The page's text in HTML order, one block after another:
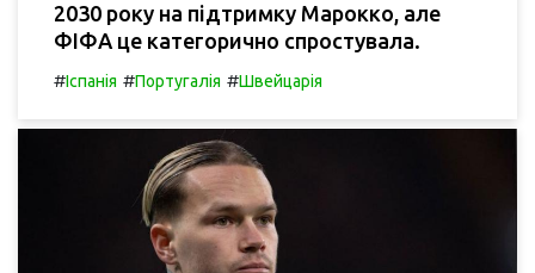
2030 року на підтримку Марокко, але
ФІФА це категорично спростувала.
#Іспанія #Португалія #Швейцарія